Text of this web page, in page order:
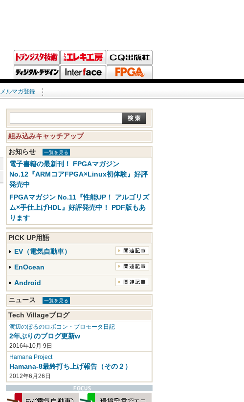
メルマガ登録
組み込みキャッチアップ
お知らせ 一覧を見る
電子書籍の最新刊！ FPGAマガジン
No.12『ARMコアFPGA×Linux初体験』好評
発売中
FPGAマガジン No.11『性能UP！ アルゴリズ
ム×手仕上げHDL』好評発売中！ PDF版もあ
ります
PICK UP用語
EV（電気自動車）
EnOcean
Android
ニュース 一覧を見る
Tech Villageブログ
渡辺のぼるのロボコン・プロモータ日記
2年ぶりのブログ更新w
2016年10月 9日
Hamana Project
Hamana-8最終打ち上げ報告（その２）
2012年6月26日